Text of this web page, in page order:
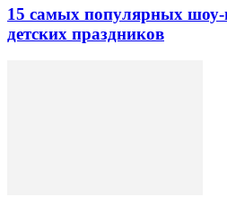
15 самых популярных
детских праздников